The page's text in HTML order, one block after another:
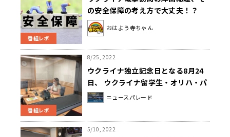
番組レポ
の安全保障の考え方で大丈夫！？
おはよう寺ちゃん
番組レポ
8/25, 2022
ウクライナ独立記念日となる8月24
日、 ウクライナ留学生・オリハ・パ
ーダルカさんが心境を語る。 「自由
で独立したウクライナで生まれ、長
す」
ニュースパレード
5/10, 2022